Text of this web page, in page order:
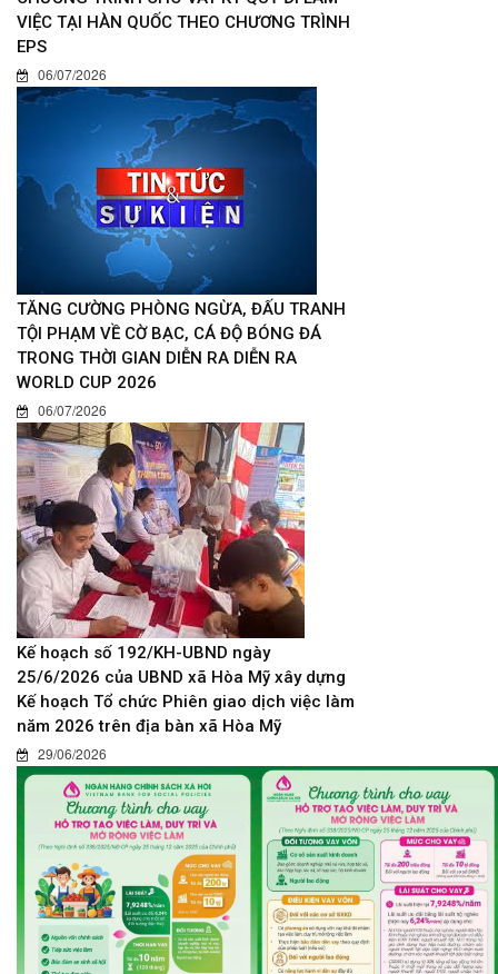
VIỆC TẠI HÀN QUỐC THEO CHƯƠNG TRÌNH
EPS
06/07/2026
TĂNG CƯỜNG PHÒNG NGỪA, ĐẤU TRANH
TỘI PHẠM VỀ CỜ BẠC, CÁ ĐỘ BÓNG ĐÁ
TRONG THỜI GIAN DIỄN RA DIỄN RA
WORLD CUP 2026
06/07/2026
Kế hoạch số 192/KH-UBND ngày
25/6/2026 của UBND xã Hòa Mỹ xây dựng
Kế hoạch Tổ chức Phiên giao dịch việc làm
năm 2026 trên địa bàn xã Hòa Mỹ
29/06/2026